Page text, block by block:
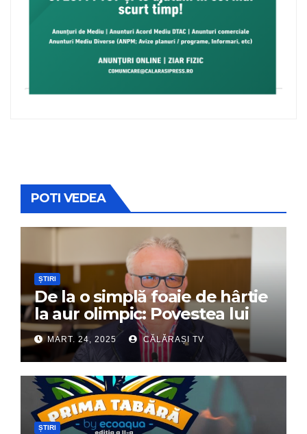
POTI VEDEA
ȘTIRI
De la o simplă foaie de hârtie
la aur olimpic: Povestea lui
Dumitru Chirilă
MART. 24, 2025 CĂLĂRAȘI TV
ȘTIRI